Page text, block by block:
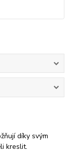
díky svým
kreslit.